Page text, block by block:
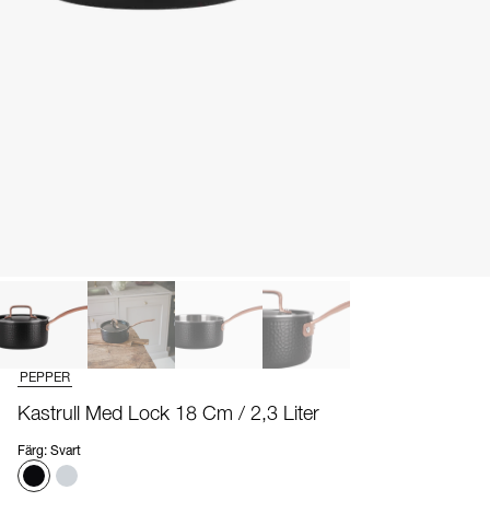
PEPPER
Kastrull Med Lock 18 Cm / 2,3 Liter
Färg: Svart